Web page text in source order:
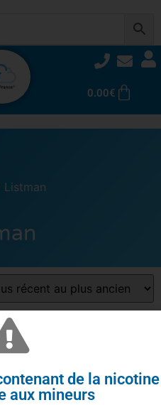
0.00€
Listman
de la nicotine
aux mineurs